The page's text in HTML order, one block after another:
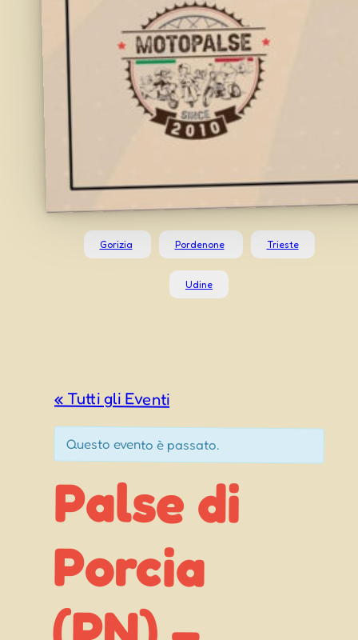
Gorizia Pordenone Trieste
Udine
« Tutti gli Eventi
Questo evento è passato.
Palse di
Porcia
Palsese